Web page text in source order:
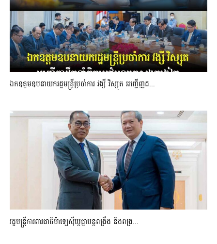
ឯកឧត្តមឧបនាយករដ្ឋមន្រ្តីប្រចាំការ វង្សី វិស្សុត អញ្ជើញដ...
រដ្ឋមន្ត្រីការពារជាតិម៉ាឡេស៊ីប្ដេជ្ញាបន្តពង្រឹង និងពង្រ...